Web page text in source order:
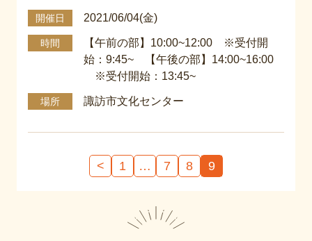
『塗り替えセミナー』
開催日 2021/06/04(金)
時間
【午前の部】10:00~12:00 ※受付開
始：9:45~ 【午後の部】14:00~16:00
※受付開始：13:45~
場所 諏訪市文化センター
< 1 … 7 8 9